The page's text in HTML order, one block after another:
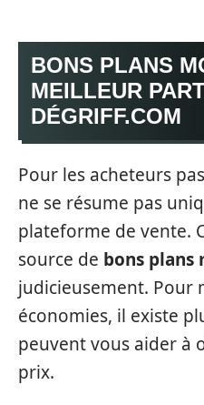
BONS PLANS
MEILLEUR
DÉGRIFF.COM
Pour les acheteurs
ne se résume pas
plateforme de vente.
source de bons plans
judicieusement. Pour
économies, il existe
peuvent vous aider à
prix.